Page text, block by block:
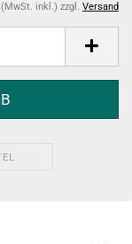
(MwSt. inkl.) zzgl. Versand